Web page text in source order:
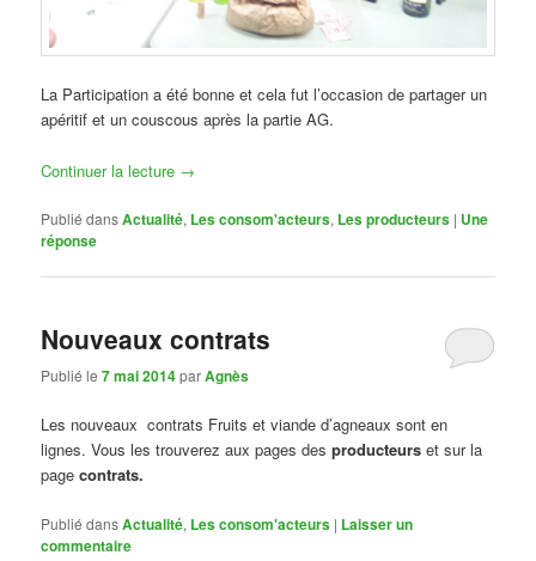
La Participation a été bonne et cela fut l’occasion de partager un
apéritif et un couscous après la partie AG.
Continuer la lecture →
Publié dansActualité, Les consom'acteurs, Les producteurs | Une
réponse
Nouveaux contrats
Publié le7 mai 2014parAgnès
Les nouveaux contrats Fruits et viande d’agneaux sont en
lignes. Vous les trouverez aux pages desproducteurs et sur la
pagecontrats.
Publié dansActualité, Les consom'acteurs | Laisser un
commentaire